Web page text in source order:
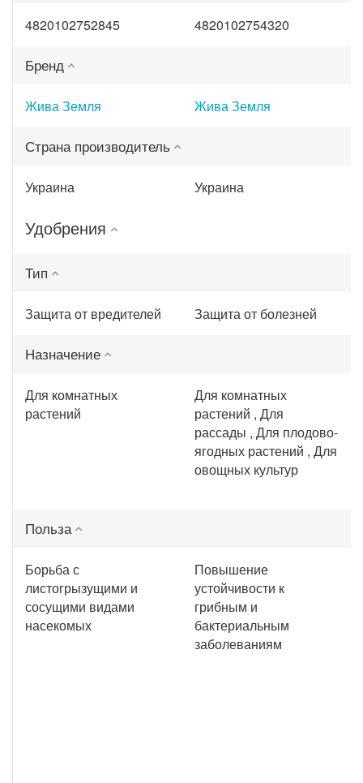
4820102752845 4820102754320
Бренд
Жива Земля Жива Земля
Страна производитель
Украина Украина
Удобрения
Тип
Защита от вредителей Защита от болезней
Назначение
Для комнатных
растений
Для комнатных
растений , Для
рассады , Для плодово-
ягодных растений , Для
овощных культур
Польза
Борьба с
листогрызущими и
сосущими видами
насекомых
Повышение
устойчивости к
грибным и
бактериальным
заболеваниям